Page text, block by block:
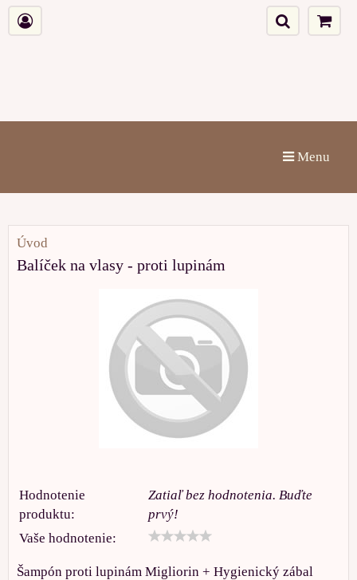
Menu
Úvod
Balíček na vlasy - proti lupinám
Hodnotenie
produktu:
Zatiaľ bez hodnotenia. Buďte
prvý!
Vaše hodnotenie:
Šampón proti lupinám Migliorin + Hygienický zábal